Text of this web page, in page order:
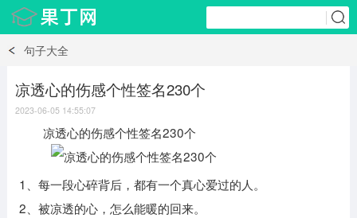
句子大全
凉透心的伤感个性签名230个
2023-06-05 14:55:07
凉透心的伤感个性签名230个
1、每一段心碎背后，都有一个真心爱过的人。
2、被凉透的心，怎么能暖的回来。